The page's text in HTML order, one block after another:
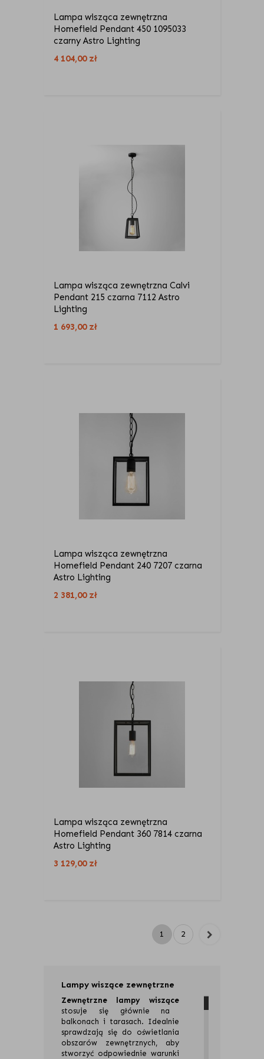
Lampa wisząca zewnętrzna
Homefield Pendant 450 1095033
czarny Astro Lighting
4 104,00 zł
Lampa wisząca zewnętrzna Calvi
Pendant 215 czarna 7112 Astro
Lighting
1 693,00 zł
Lampa wisząca zewnętrzna
Homefield Pendant 240 7207 czarna
Astro Lighting
2 381,00 zł
Lampa wisząca zewnętrzna
Homefield Pendant 360 7814 czarna
Astro Lighting
3 129,00 zł
1 2
Lampy wiszące zewnętrzne
Zewnętrzne lampy wiszące
stosuje się głównie na
balkonach i tarasach. Idealnie
sprawdzają się do oświetlania
obszarów zewnętrznych, aby
stworzyć odpowiednie warunki